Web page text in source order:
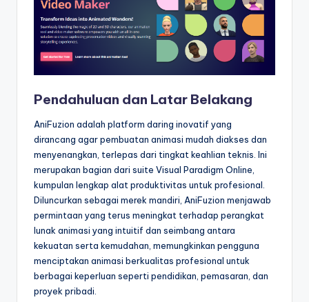
w
d
Pendahuluan dan Latar Belakang
AniFuzion adalah platform daring inovatif yang
dirancang agar pembuatan animasi mudah diakses dan
menyenangkan, terlepas dari tingkat keahlian teknis. Ini
merupakan bagian dari suite Visual Paradigm Online,
kumpulan lengkap alat produktivitas untuk profesional.
Diluncurkan sebagai merek mandiri, AniFuzion menjawab
permintaan yang terus meningkat terhadap perangkat
lunak animasi yang intuitif dan seimbang antara
kekuatan serta kemudahan, memungkinkan pengguna
menciptakan animasi berkualitas profesional untuk
berbagai keperluan seperti pendidikan, pemasaran, dan
proyek pribadi.